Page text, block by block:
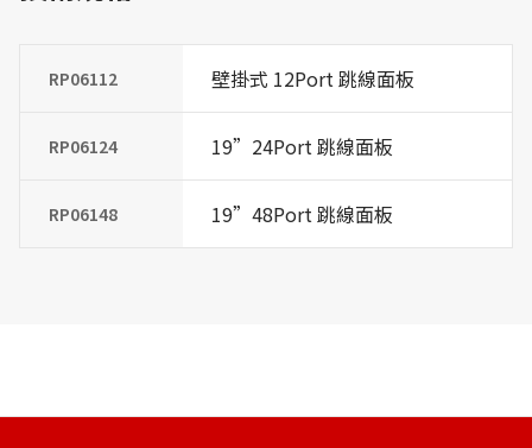
RP06112 壁掛式 12Port 跳線面板
RP06124 19”24Port 跳線面板
RP06148 19”48Port 跳線面板